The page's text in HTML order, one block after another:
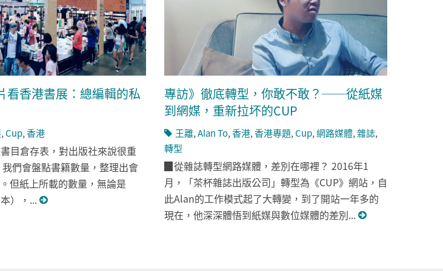
看香港書展：總編輯的私
,Cup,香港
目倉存表，對出版社來說很重
們會盤點書籍數量，整理出會
但紙上所載的數量，無論是
），...
專訪》徹底轉型，你敢不敢？──從紙媒
到網媒，重新拉坏的CUP
王離,Alan To,香港,香港專題,Cup,網路媒體,雜誌,
轉型
▉從雜誌轉型網路媒體，差別在哪裡？ 2016年1
月，「茶杯雜誌出版公司」轉型為《CUP》網站，自
此Alan的工作模式起了大轉變，到了開站一年多的
現在，他深深體悟到紙媒與數位媒體的差別...